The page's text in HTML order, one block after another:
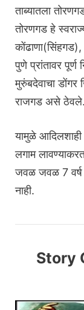
ताब्यातला
तोरणगड हे
पुणे प्रांतावर पूर्ण
मुरुंबदेवाचा डोंगर
राजगड असे ठेवले.
यामुळे आदिलशाही
लगाम
जवळ जवळ 7
नाही.
Story